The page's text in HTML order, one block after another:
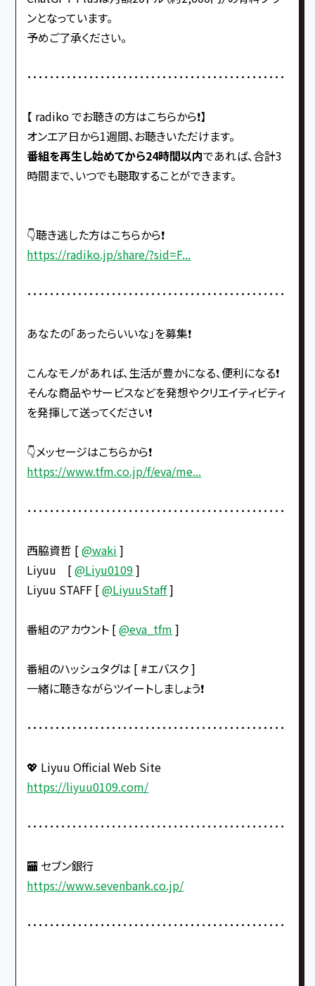
ンとなっています。
予めご了承ください。
･･････････････････････････････････････････････
【 radiko でお聴きの方はこちらから❗️】
オンエア日から1週間、お聴きいただけます。
番組を再生し始めてから24時間以内であれば、合計3
時間まで、いつでも聴取することができます。
👇聴き逃した方はこちらから❗️
https://radiko.jp/share/?sid=F...
･･････････････････････････････････････････････
あなたの「あったらいいな」を募集❗️
こんなモノがあれば、生活が豊かになる、便利になる❗️
そんな商品やサービスなどを発想やクリエイティビティ
を発揮して送ってください❗️
👇メッセージはこちらから❗️
https://www.tfm.co.jp/f/eva/me...
･･････････････････････････････････････････････
西脇資哲 [@waki ]
Liyuu [@Liyu0109]
Liyuu STAFF [@LiyuuStaff]
番組のアカウント [@eva_tfm ]
番組のハッシュタグは [ #エバスク ]
一緒に聴きながらツイートしましょう❗️
･･････････････････････････････････････････････
💖 Liyuu Official Web Site
https://liyuu0109.com/
･･････････････････････････････････････････････
🏧 セブン銀行
https://www.sevenbank.co.jp/
･･････････････････････････････････････････････